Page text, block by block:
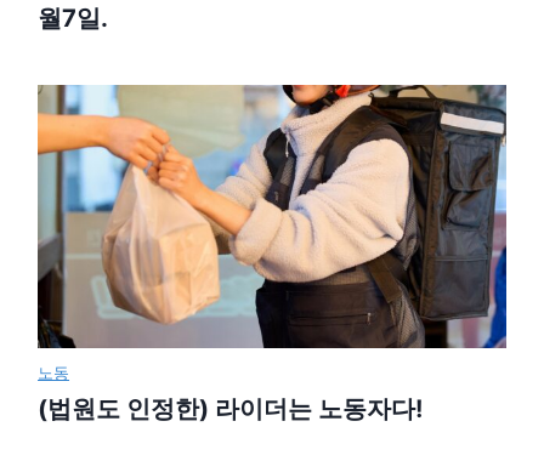
월7일.
노동
(법원도 인정한) 라이더는 노동자다!